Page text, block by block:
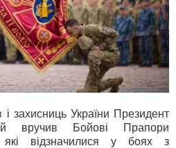
захисниць України Президент
вручив Бойові Прапори
які відзначилися у боях з